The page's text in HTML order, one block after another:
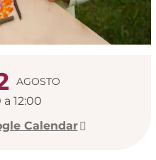
datos
AGOSTO
12:00
Calendar